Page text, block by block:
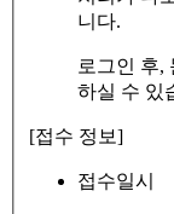
니다.
로그인 후,
하실 수 있
[접수 정보]
접수일시